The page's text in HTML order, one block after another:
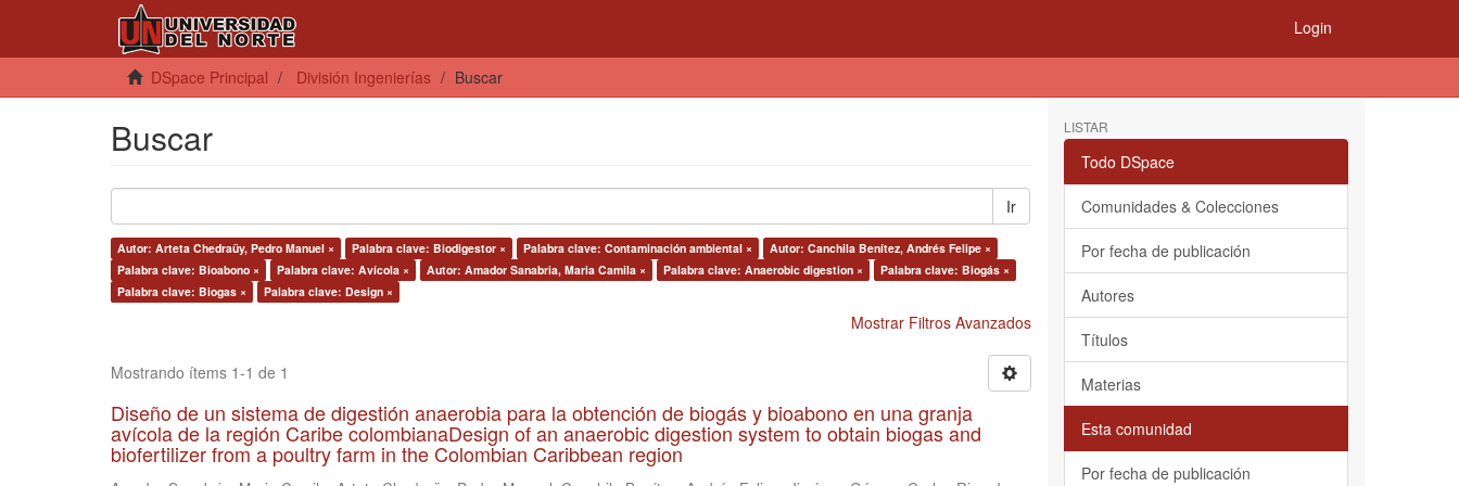
Login
DSpace Principal División Ingenierías Buscar
Buscar
Ir
Autor: Arteta Chedraüy, Pedro Manuel × Palabra clave: Biodigestor × Palabra clave: Contaminación ambiental ×
Autor: Canchila Benítez, Andrés Felipe ×
Palabra clave: Bioabono ×
Palabra clave: Avícola × Autor: Amador Sanabria, Maria Camila × Palabra clave: Anaerobic digestion ×
Palabra clave: Biogás ×
Palabra clave: Biogas ×
Palabra clave: Design ×
Mostrar Filtros Avanzados
Mostrando ítems 1-1 de 1
Diseño de un sistema de digestión anaerobia para la obtención de biogás y bioabono en una granja
avícola de la región Caribe colombianaDesign of an anaerobic digestion system to obtain biogas and
biofertilizer from a poultry farm in the Colombian Caribbean region
LISTAR
Todo DSpace
Comunidades & Colecciones
Por fecha de publicación
Autores
Títulos
Materias
Esta comunidad
Por fecha de publicación